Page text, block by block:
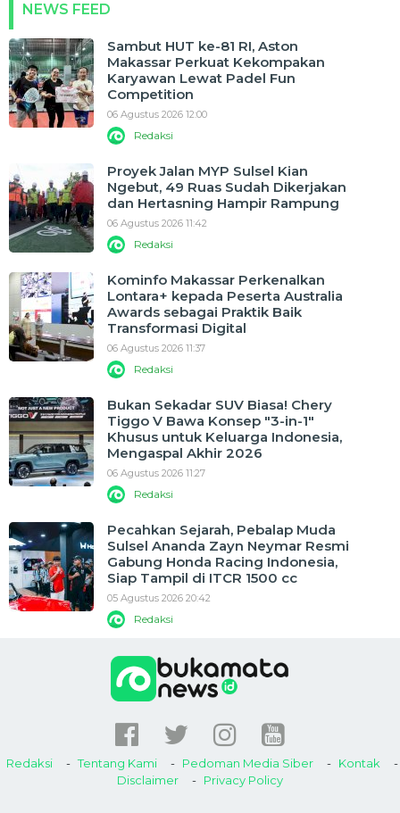
NEWS FEED
Sambut HUT ke-81 RI, Aston
Makassar Perkuat Kekompakan
Karyawan Lewat Padel Fun
Competition
06 Agustus 2026 12:00
Redaksi
Proyek Jalan MYP Sulsel Kian
Ngebut, 49 Ruas Sudah Dikerjakan
dan Hertasning Hampir Rampung
06 Agustus 2026 11:42
Redaksi
Kominfo Makassar Perkenalkan
Lontara+ kepada Peserta Australia
Awards sebagai Praktik Baik
Transformasi Digital
06 Agustus 2026 11:37
Redaksi
Bukan Sekadar SUV Biasa! Chery
Tiggo V Bawa Konsep "3-in-1"
Khusus untuk Keluarga Indonesia,
Mengaspal Akhir 2026
06 Agustus 2026 11:27
Redaksi
Pecahkan Sejarah, Pebalap Muda
Sulsel Ananda Zayn Neymar Resmi
Gabung Honda Racing Indonesia,
Siap Tampil di ITCR 1500 cc
05 Agustus 2026 20:42
Redaksi
Redaksi Tentang Kami Pedoman Media Siber
Kontak
Disclaimer
Privacy Policy